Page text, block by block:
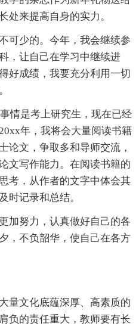
处来提高自身的实力。
可少的。今年，我会继续参
，让自己在学习中继续进
好成绩，我要充分利用一切
情是考上研究生，现在已经
年，我将会大量阅读书籍
论文，争取多和导师交流，
文写作能力。在阅读书籍的
考，从作者的文字中体会其
时记录和总结。
加努力，认真做好自己的各
，不负韶华，使自己在各方
量文化底蕴深厚、高素质的
负的责任重大，教师要有长